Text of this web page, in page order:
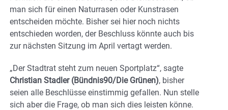
man sich für einen Naturrasen oder Kunstrasen
entscheiden möchte. Bisher sei hier noch nichts
entschieden worden, der Beschluss könnte auch bis
zur nächsten Sitzung im April vertagt werden.
„Der Stadtrat steht zum neuen Sportplatz“, sagte
Christian Stadler (Bündnis90/Die Grünen), bisher
seien alle Beschlüsse einstimmig gefallen. Nun stelle
sich aber die Frage, ob man sich dies leisten könne.